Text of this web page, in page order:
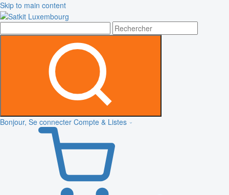
Skip to main content
Bonjour, Se connecter Compte & Listes